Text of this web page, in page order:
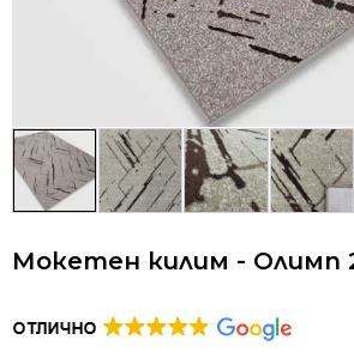
Мокетен килим - Олимп